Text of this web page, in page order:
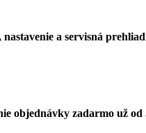
nastavenie a servisná
objednávky zadarmo už od